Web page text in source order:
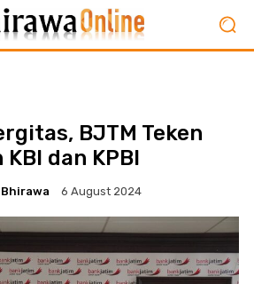
BJTM Teken
dan KPBI
6 August 2024